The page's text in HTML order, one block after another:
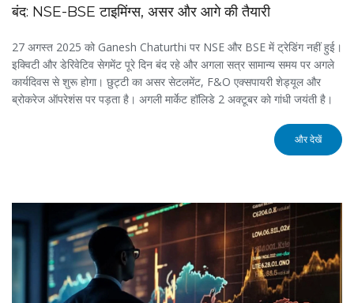
बंद: NSE-BSE टाइमिंग्स, असर और आगे की तैयारी
27 अगस्त 2025 को Ganesh Chaturthi पर NSE और BSE में ट्रेडिंग नहीं हुई।
इक्विटी और डेरिवेटिव सेगमेंट पूरे दिन बंद रहे और अगला सत्र सामान्य समय पर अगले
कार्यदिवस से शुरू होगा। छुट्टी का असर सेटलमेंट, F&O एक्सपायरी शेड्यूल और
ब्रोकरेज ऑपरेशंस पर पड़ता है। अगली मार्केट हॉलिडे 2 अक्टूबर को गांधी जयंती है।
और देखें